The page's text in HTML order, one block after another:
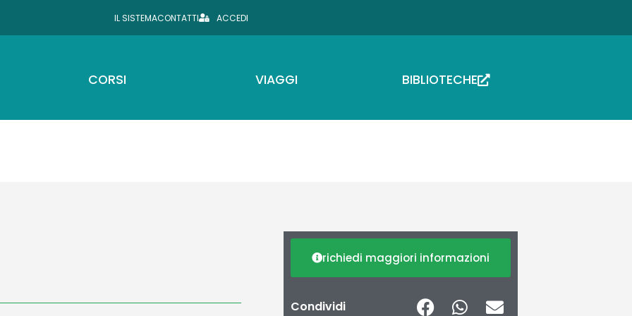
IL SISTEMACONTATTI ACCEDI
CORSI VIAGGI BIBLIOTECHE
richiedi maggiori informazioni
Condividi